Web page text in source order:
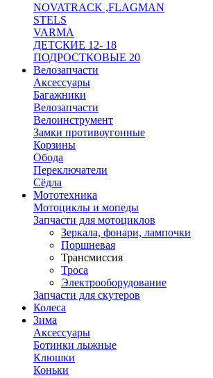
NOVATRACK ,FLAGMAN
STELS
VARMA
ДЕТСКИЕ 12- 18
ПОДРОСТКОВЫЕ 20
Велозапчасти
Аксессуары
Багажники
Велозапчасти
Велоинструмент
Замки противоугонные
Корзины
Обода
Переключатели
Сёдла
Мототехника
Мотоциклы и мопеды
Запчасти для мотоциклов
Зеркала, фонари, лампочки
Поршневая
Трансмиссия
Троса
Электрооборудование
Запчасти для скутеров
Колеса
Зима
Аксессуары
Ботинки лыжные
Клюшки
Коньки